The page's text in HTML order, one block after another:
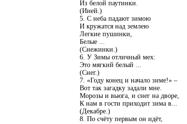
Из белой паутинки.
(Иней.)
5. С неба падают зимою
И кружатся над землею
Легкие пушинки,
Белые ...
(Снежинки.)
6. У Зимы отличный мех:
Это мягкий белый ...
(Снег.)
7. «Году конец и начало зиме!» –
Вот так загадку задали мне.
Морозы и вьюга, и снег на дворе,
К нам в гости приходит зима в...
(Декабре.)
8. По счёту первым он идёт,